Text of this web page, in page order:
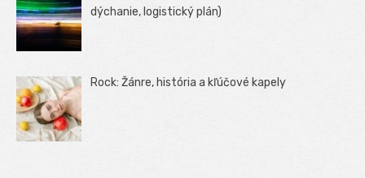
dýchanie, logistický plán)
Rock: Žánre, história a kľúčové kapely